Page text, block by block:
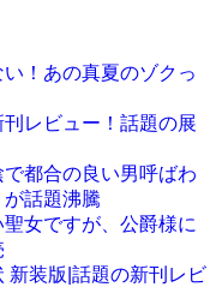
い！あの真夏のゾクっ
刊レビュー！話題の展
で都合の良い男呼ばわ
話題沸騰
聖女ですが、公爵様に
新装版|話題の新刊レビ